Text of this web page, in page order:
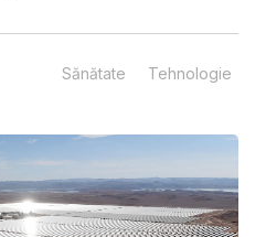
Sănătate Tehnologie